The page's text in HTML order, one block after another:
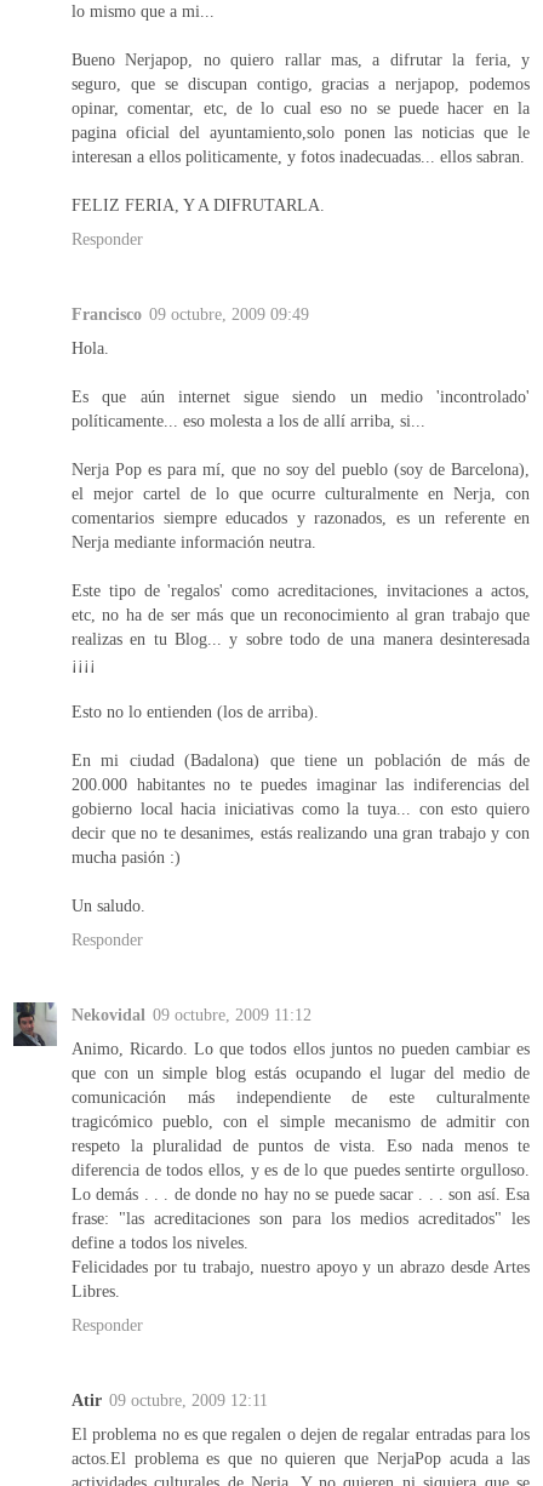
lo mismo que a mi...
Bueno Nerjapop, no quiero rallar mas, a difrutar la feria, y
seguro, que se discupan contigo, gracias a nerjapop, podemos
opinar, comentar, etc, de lo cual eso no se puede hacer en la
pagina oficial del ayuntamiento,solo ponen las noticias que le
interesan a ellos politicamente, y fotos inadecuadas... ellos sabran.
FELIZ FERIA, Y A DIFRUTARLA.
Responder
Francisco 09 octubre, 2009 09:49
Hola.
Es que aún internet sigue siendo un medio 'incontrolado'
políticamente... eso molesta a los de allí arriba, si...
Nerja Pop es para mí, que no soy del pueblo (soy de Barcelona),
el mejor cartel de lo que ocurre culturalmente en Nerja, con
comentarios siempre educados y razonados, es un referente en
Nerja mediante información neutra.
Este tipo de 'regalos' como acreditaciones, invitaciones a actos,
etc, no ha de ser más que un reconocimiento al gran trabajo que
realizas en tu Blog... y sobre todo de una manera desinteresada
¡¡¡¡
Esto no lo entienden (los de arriba).
En mi ciudad (Badalona) que tiene un población de más de
200.000 habitantes no te puedes imaginar las indiferencias del
gobierno local hacia iniciativas como la tuya... con esto quiero
decir que no te desanimes, estás realizando una gran trabajo y con
mucha pasión :)
Un saludo.
Responder
Nekovidal 09 octubre, 2009 11:12
Animo, Ricardo. Lo que todos ellos juntos no pueden cambiar es
que con un simple blog estás ocupando el lugar del medio de
comunicación más independiente de este culturalmente
tragicómico pueblo, con el simple mecanismo de admitir con
respeto la pluralidad de puntos de vista. Eso nada menos te
diferencia de todos ellos, y es de lo que puedes sentirte orgulloso.
Lo demás . . . de donde no hay no se puede sacar . . . son así. Esa
frase: "las acreditaciones son para los medios acreditados" les
define a todos los niveles.
Felicidades por tu trabajo, nuestro apoyo y un abrazo desde Artes
Libres.
Responder
Atir 09 octubre, 2009 12:11
El problema no es que regalen o dejen de regalar entradas para los
actos.El problema es que no quieren que NerjaPop acuda a las